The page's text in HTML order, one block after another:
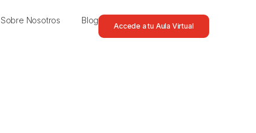
Sobre Nosotros Blog
Accede a tu Aula Virtual